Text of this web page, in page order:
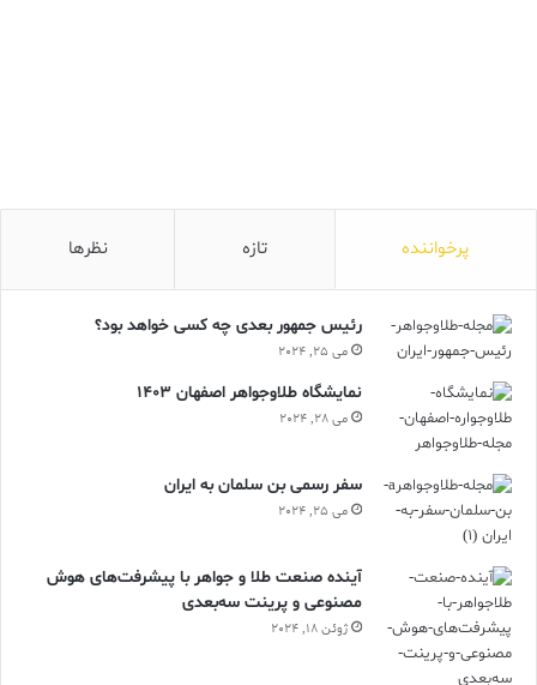
پرخواننده تازه نظرها
رئیس جمهور بعدی چه کسی خواهد بود؟
می 25, 2024
نمایشگاه طلاوجواهر اصفهان 1403
می 28, 2024
سفر رسمی بن سلمان به ایران
می 25, 2024
آینده صنعت طلا و جواهر با پیشرفت‌های هوش
مصنوعی و پرینت سه‌بعدی
ژوئن 18, 2024